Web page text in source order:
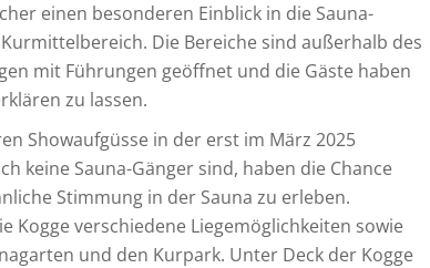
einen besonderen Einblick in die Sauna-
Die Bereiche sind außerhalb des
mit Führungen geöffnet und die Gäste haben
zu lassen.
Showaufgüsse in der erst im März 2025
keine Sauna-Gänger sind, haben die Chance
Stimmung in der Sauna zu erleben.
Kogge verschiedene Liegemöglichkeiten sowie
und den Kurpark. Unter Deck der Kogge